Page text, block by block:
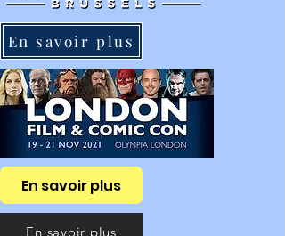
En savoir plus
En savoir plus
En savoir plus